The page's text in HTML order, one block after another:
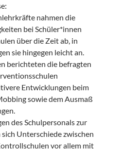
nahmen die
bei Schüler*innen
über die Zeit ab, in
sie hingegen leicht an.
berichteten die befragten
Entwicklungen beim
sowie dem Ausmaß
des Schulpersonals zur
Unterschiede zwischen
vor allem mit